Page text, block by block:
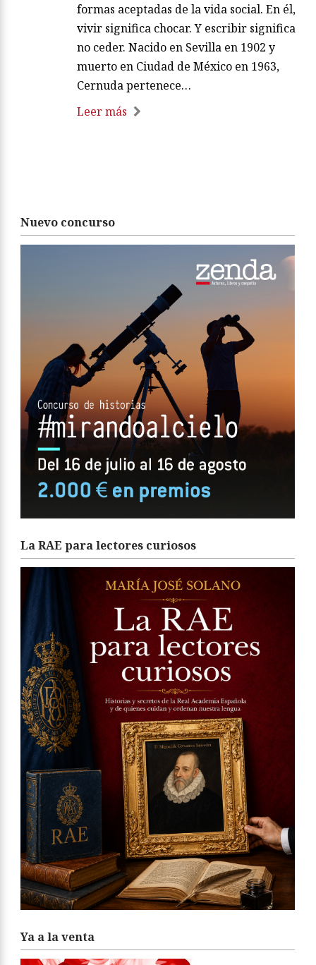
formas aceptadas de la vida social. En él,
vivir significa chocar. Y escribir significa
no ceder. Nacido en Sevilla en 1902 y
muerto en Ciudad de México en 1963,
Cernuda pertenece…
Leer más
Nuevo concurso
La RAE para lectores curiosos
Ya a la venta